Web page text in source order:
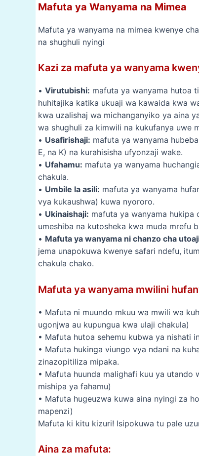
Mafuta ya Wanyama na Mimea
Mafuta ya wanyama na mimea kwenye
na shughuli nyingi
Kazi za mafuta ya wanyama
• Virutubishi: mafuta ya wanyama hutoa
huhitajika katika ukuaji wa kawaida kwa
kwa uzalishaj wa michanganyiko ya aina
wa shughuli za kimwili na kukufanya uwe
• Usafirishaji: mafuta ya wanyama
E, na K) na kurahisisha ufyonzaji wake.
• Ufahamu: mafuta ya wanyama
chakula.
• Umbile la asili: mafuta ya wanyama
vya kukaushwa) kuwa nyororo.
• Ukinaishaji: mafuta ya wanyama hukipa
umeshiba na kutosheka kwa muda mrefu
• Mafuta ya wanyama ni chanzo cha
jema unapokuwa kwenye safari ndefu,
chakula chako.
Mafuta ya wanyama mwilini
• Mafuta ni muundo mkuu wa mwili wa
ugonjwa au kupungua kwa ulaji chakula)
• Mafuta hutoa sehemu kubwa ya nishati
• Mafuta hukinga viungo vya ndani na
zinazopitiliza mipaka.
• Mafuta huunda malighafi kuu ya utando
mishipa ya fahamu)
• Mafuta hugeuzwa kuwa aina nyingi za
mapenzi)
Mafuta ki kitu kizuri! Isipokuwa tu pale
Aina za mafuta: